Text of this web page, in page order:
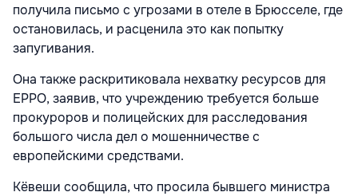
получила письмо с угрозами в отеле в Брюсселе, где
остановилась, и расценила это как попытку
запугивания.
Она также раскритиковала нехватку ресурсов для
EPPO, заявив, что учреждению требуется больше
прокуроров и полицейских для расследования
большого числа дел о мошенничестве с
европейскими средствами.
Кёвеши сообщила, что просила бывшего министра